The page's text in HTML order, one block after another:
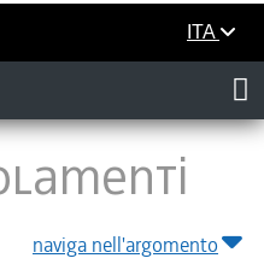
ITA
naviga nell'argomento